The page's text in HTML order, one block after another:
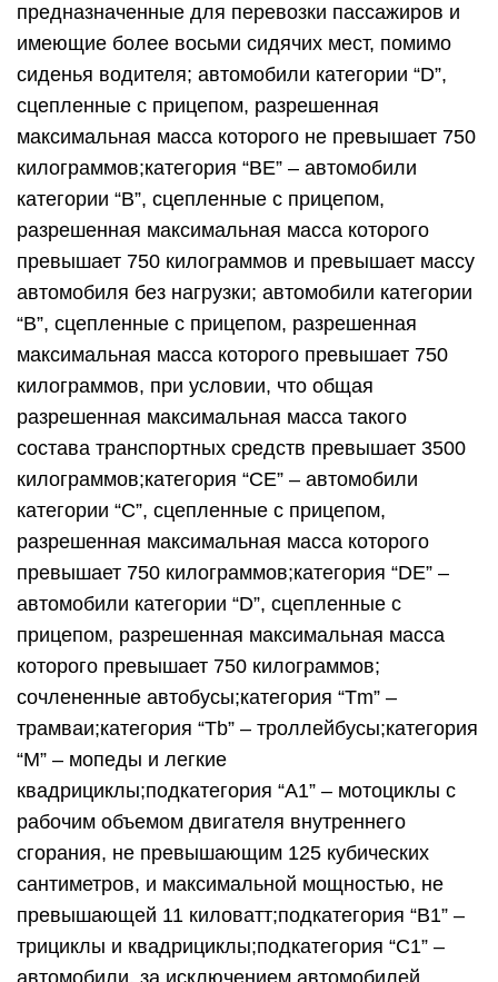
предназначенные для перевозки пассажиров и
имеющие более восьми сидячих мест, помимо
сиденья водителя; автомобили категории “D”,
сцепленные с прицепом, разрешенная
максимальная масса которого не превышает 750
килограммов;категория “BE” – автомобили
категории “B”, сцепленные с прицепом,
разрешенная максимальная масса которого
превышает 750 килограммов и превышает массу
автомобиля без нагрузки; автомобили категории
“B”, сцепленные с прицепом, разрешенная
максимальная масса которого превышает 750
килограммов, при условии, что общая
разрешенная максимальная масса такого
состава транспортных средств превышает 3500
килограммов;категория “CE” – автомобили
категории “C”, сцепленные с прицепом,
разрешенная максимальная масса которого
превышает 750 килограммов;категория “DE” –
автомобили категории “D”, сцепленные с
прицепом, разрешенная максимальная масса
которого превышает 750 килограммов;
сочлененные автобусы;категория “Tm” –
трамваи;категория “Tb” – троллейбусы;категория
“M” – мопеды и легкие
квадрициклы;подкатегория “A1” – мотоциклы с
рабочим объемом двигателя внутреннего
сгорания, не превышающим 125 кубических
сантиметров, и максимальной мощностью, не
превышающей 11 киловатт;подкатегория “B1” –
трициклы и квадрициклы;подкатегория “C1” –
автомобили, за исключением автомобилей